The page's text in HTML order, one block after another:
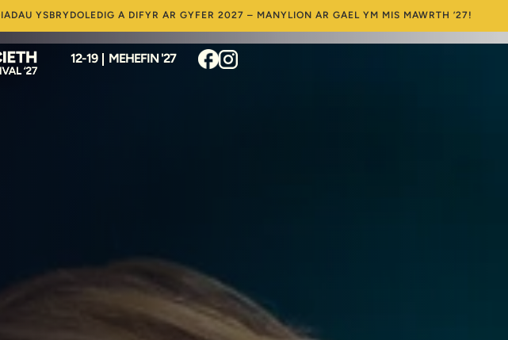
YSBRYDOLEDIG A DIFYR AR GYFER 2027 – MANYLION AR GAEL YM MIS MAWRTH ’27!
12-19 MEHEFIN '27